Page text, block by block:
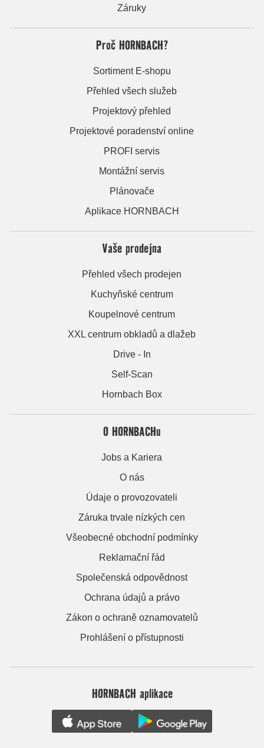
Záruky
Proč HORNBACH?
Sortiment E-shopu
Přehled všech služeb
Projektový přehled
Projektové poradenství online
PROFI servis
Montážní servis
Plánovače
Aplikace HORNBACH
Vaše prodejna
Přehled všech prodejen
Kuchyňské centrum
Koupelnové centrum
XXL centrum obkladů a dlažeb
Drive - In
Self-Scan
Hornbach Box
O HORNBACHu
Jobs a Kariera
O nás
Údaje o provozovateli
Záruka trvale nízkých cen
Všeobecné obchodní podmínky
Reklamační řád
Společenská odpovědnost
Ochrana údajů a právo
Zákon o ochraně oznamovatelů
Prohlášení o přístupnosti
HORNBACH aplikace